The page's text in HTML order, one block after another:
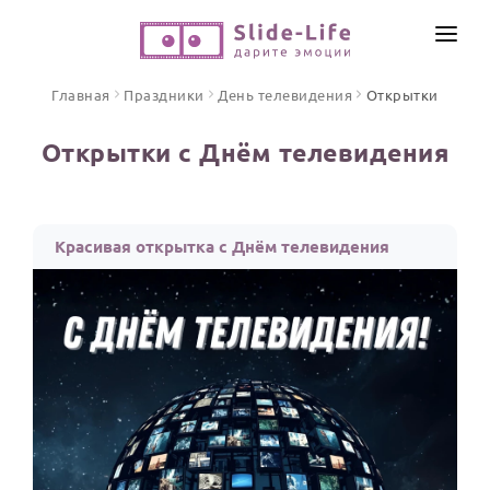
Песни поздравления
Открытки
Стихи и тексты
ПРАЗДНИКИ
С Днем рождения
Юбилей
ИНСТРУМЕНТЫ
ОТЗЫВЫ
Главная Праздники День телевидения Открытки
Открытки с Днём телевидения
Красивая открытка с Днём телевидения